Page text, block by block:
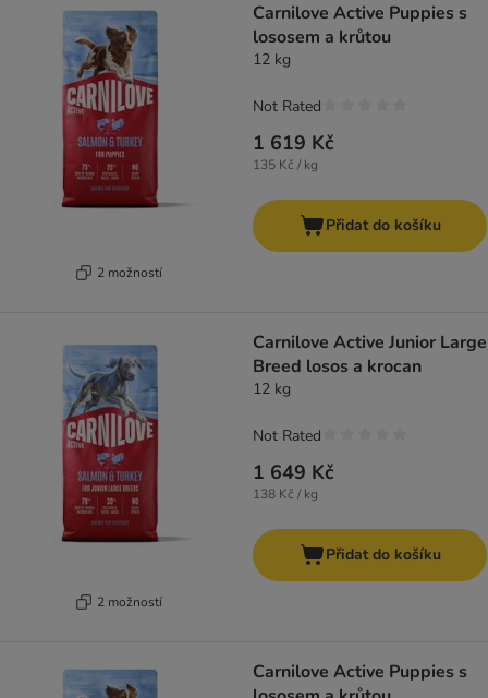
2 možností
Carnilove Active Puppies s
lososem a krůtou
12 kg
1 619 Kč
135 Kč / kg
Not Rated
Přidat do košíku
2 možností
Carnilove Active Junior Large
Breed losos a krocan
12 kg
1 649 Kč
138 Kč / kg
Not Rated
Přidat do košíku
Carnilove Active Puppies s